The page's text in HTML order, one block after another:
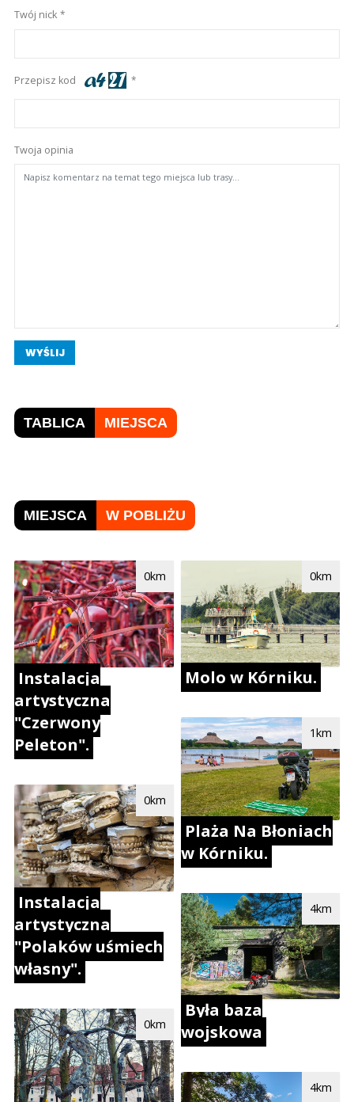
Twój nick
Przepisz kod
Twoja opinia
WYŚLIJ
TABLICA MIEJSCA
MIEJSCA W POBLIŻU
Instalacja
artystyczna
"Czerwony
Peleton".
0km
Instalacja
artystyczna
"Polaków uśmiech
własny".
0km
0km
Molo w Kórniku.
0km
Plaża Na Błoniach
w Kórniku.
1km
Była baza
wojskowa
4km
4km